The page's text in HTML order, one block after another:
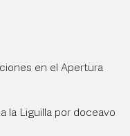
en el Apertura
la Liguilla por doceavo